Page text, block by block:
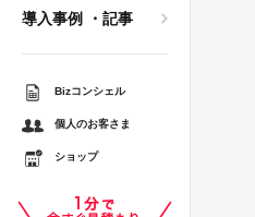
導入事例 ・記事
換え
リットとは？ スマ
Bizコンシェル
個人のお客さま
ショップ